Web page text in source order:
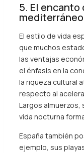
5. El
mediterráneo
El estilo de vida
que muchos
las ventajas
el énfasis en la
la riqueza cultural
respecto al
Largos almuerzos,
vida nocturna
España también
ejemplo, sus